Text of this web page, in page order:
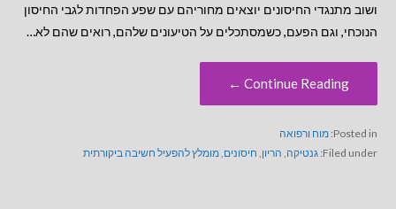
ושוב מתנגדי החיסונים יוצאים מחוריהם עם שפע הפחדות לגבי החיסון
הנוכחי, וגם הפעם, כשמסתכלים על הטיעונים שלהם, רואים שהם לא…
Continue Reading ←
Posted in: מוח ורפואה
Filed under: גנטיקה, הריון, חיסונים,מומלץ להפעיל חשיבה ביקורתית